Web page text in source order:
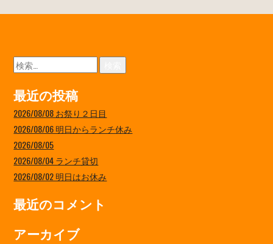
検
索:
最近の投稿
2026/08/08 お祭り２日目
2026/08/06 明日からランチ休み
2026/08/05
2026/08/04 ランチ貸切
2026/08/02 明日はお休み
最近のコメント
アーカイブ